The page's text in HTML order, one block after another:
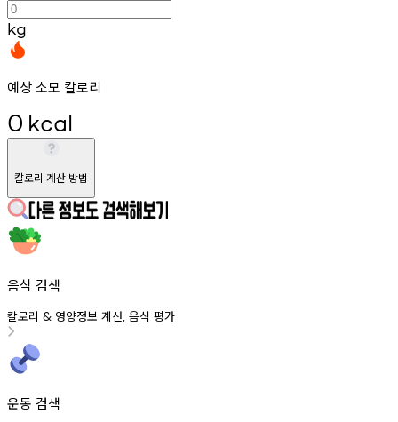
kg
예상 소모 칼로리
0 kcal
칼로리 계산 방법
음식 검색
칼로리 & 영양정보 계산, 음식 평가
운동 검색